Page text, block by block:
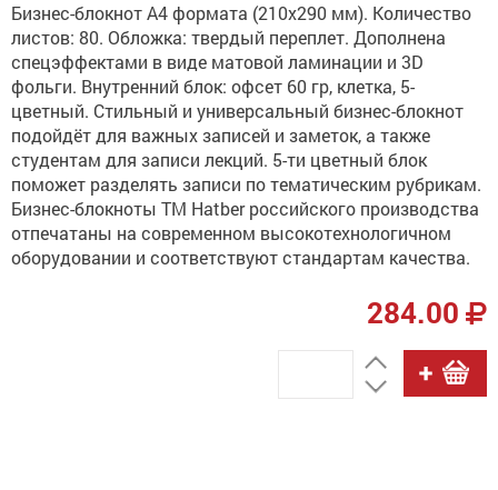
Бизнес-блокнот А4 формата (210х290 мм). Количество
листов: 80. Обложка: твердый переплет. Дополнена
спецэффектами в виде матовой ламинации и 3D
фольги. Внутренний блок: офсет 60 гр, клетка, 5-
цветный. Стильный и универсальный бизнес-блокнот
подойдёт для важных записей и заметок, а также
студентам для записи лекций. 5-ти цветный блок
поможет разделять записи по тематическим рубрикам.
Бизнес-блокноты ТМ Hatber российского производства
отпечатаны на современном высокотехнологичном
оборудовании и соответствуют стандартам качества.
284.00